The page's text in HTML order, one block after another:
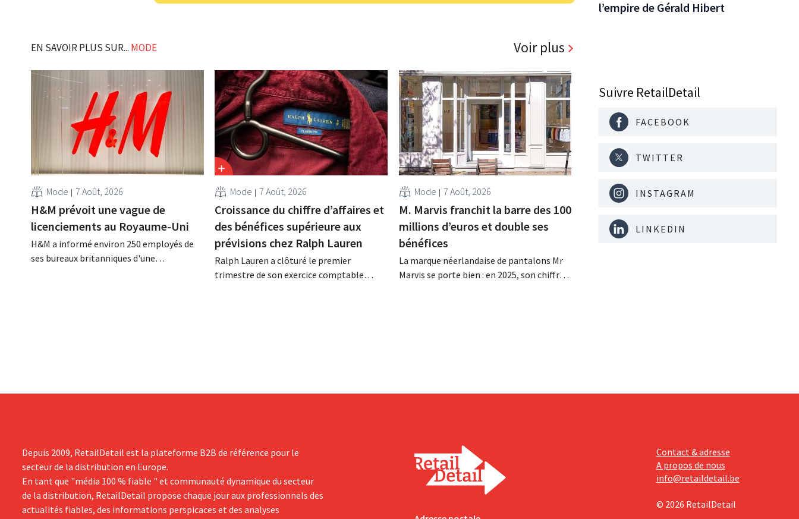
EN SAVOIR PLUS SUR... MODE Voir plus
Mode 7 Août, 2026
H&M prévoit une vague de
licenciements au Royaume-Uni
H&M a informé environ 250 employés de
ses bureaux britanniques d'une
Mode 7 Août, 2026
Croissance du chiffre d’affaires et
des bénéfices supérieure aux
prévisions chez Ralph Lauren
Ralph Lauren a clôturé le premier
trimestre de son exercice comptable
Mode 7 Août, 2026
M. Marvis franchit la barre des 100
millions d’euros et double ses
bénéfices
La marque néerlandaise de pantalons Mr
Marvis se porte bien : en 2025, son chiffre
l’empire de Gérald Hibert
Suivre RetailDetail
FACEBOOK
TWITTER
INSTAGRAM
LINKEDIN
Depuis 2009, RetailDetail est la plateforme B2B de référence pour le
secteur de la distribution en Europe.
En tant que "média 100 % fiable " et communauté dynamique du secteur
de la distribution, RetailDetail propose chaque jour aux professionnels des
actualités fiables, des informations perspicaces et des analyses
Contact & adresse
A propos de nous
info@retaildetail.be
© 2026 RetailDetail